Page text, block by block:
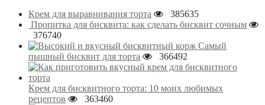
Крем для выравнивания торта
385635
Пропитка для бисквита: как сделать бисквит сочным
376740
Самый
пышный бисквит для торта
366492
Крем для бисквитного торта: 10 моих любимых
рецептов
363460